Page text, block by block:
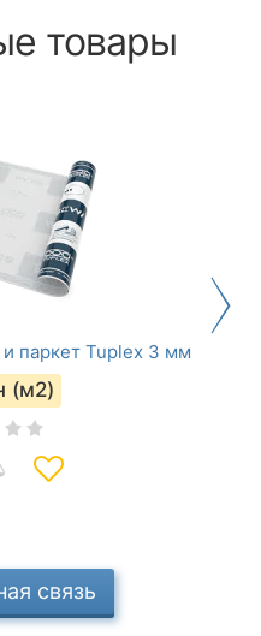
товары
паркет Tuplex 3 мм
(м2)
связь